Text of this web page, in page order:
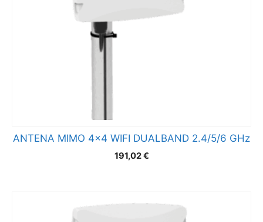
ANTENA MIMO 4×4 WIFI DUALBAND 2.4/5/6 GHz
191,02€